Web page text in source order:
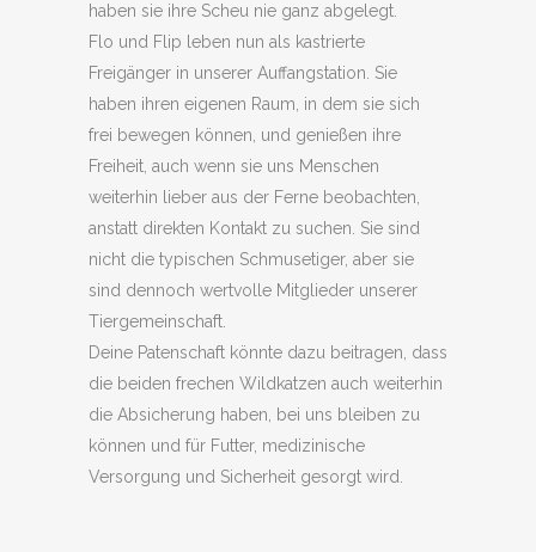
haben sie ihre Scheu nie ganz abgelegt.
Flo und Flip leben nun als kastrierte
Freigänger in unserer Auffangstation. Sie
haben ihren eigenen Raum, in dem sie sich
frei bewegen können, und genießen ihre
Freiheit, auch wenn sie uns Menschen
weiterhin lieber aus der Ferne beobachten,
anstatt direkten Kontakt zu suchen. Sie sind
nicht die typischen Schmusetiger, aber sie
sind dennoch wertvolle Mitglieder unserer
Tiergemeinschaft.
Deine Patenschaft könnte dazu beitragen, dass
die beiden frechen Wildkatzen auch weiterhin
die Absicherung haben, bei uns bleiben zu
können und für Futter, medizinische
Versorgung und Sicherheit gesorgt wird.